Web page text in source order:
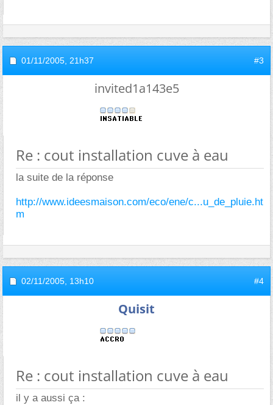
01/11/2005, 21h37 #3
invited1a143e5
Re : cout installation cuve à eau
la suite de la réponse
http://www.ideesmaison.com/eco/ene/c...u_de_pluie.ht
m
02/11/2005, 13h10 #4
Quisit
Re : cout installation cuve à eau
il y a aussi ça :